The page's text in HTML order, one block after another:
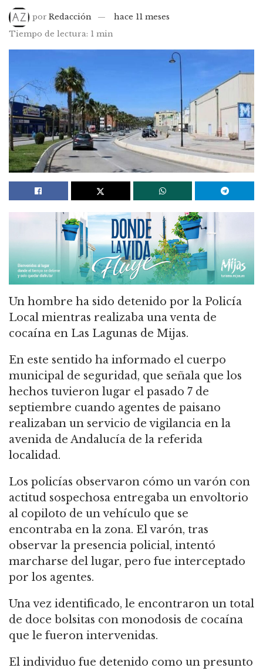
por Redacción
hace 11 meses
Tiempo de lectura: 1 min
Un hombre ha sido detenido por la Policía
Local mientras realizaba una venta de
cocaína en Las Lagunas de Mijas.
En este sentido ha informado el cuerpo
municipal de seguridad, que señala que los
hechos tuvieron lugar el pasado 7 de
septiembre cuando agentes de paisano
realizaban un servicio de vigilancia en la
avenida de Andalucía de la referida
localidad.
Los policías observaron cómo un varón con
actitud sospechosa entregaba un envoltorio
al copiloto de un vehículo que se
encontraba en la zona. El varón, tras
observar la presencia policial, intentó
marcharse del lugar, pero fue interceptado
por los agentes.
Una vez identificado, le encontraron un total
de doce bolsitas con monodosis de cocaína
que le fueron intervenidas.
El individuo fue detenido como un presunto